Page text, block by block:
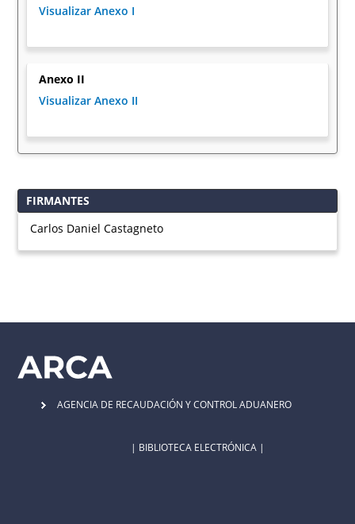
Visualizar Anexo I
Anexo II
Visualizar Anexo II
FIRMANTES
Carlos Daniel Castagneto
AGENCIA DE RECAUDACIÓN Y CONTROL ADUANERO
| BIBLIOTECA ELECTRÓNICA |